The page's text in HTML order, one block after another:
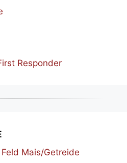
Responder
Mais/Getreide